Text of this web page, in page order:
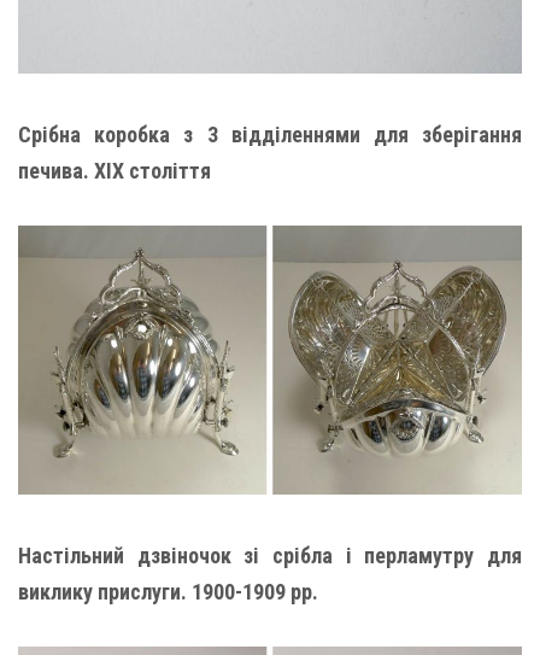
Срібна коробка з 3 відділеннями для зберігання
печива. XIX століття
Настільний дзвіночок зі срібла і перламутру для
виклику прислуги. 1900-1909 рр.